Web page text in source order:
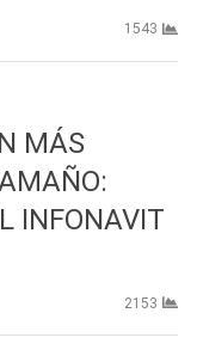
1543
MÁS
INFONAVIT
2153